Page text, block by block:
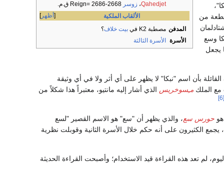
Qahedjet، زوسر
أظهر الألقاب الملكية
المدفن مصطبة K2 في بيت خلاف؟
الأسرة
الأسرة الثالثة
من
وسع
يجعل
بأن اسم "نبكا" لا يظهر على أي أثر ولا في أي وثيقة
الملك مـِسوخريس الذي أشار إليه مانتيو، معتبراً هذا شكلاً من
[6]
حورس سع، والذي يظهر أن "سع" هو الاسم القصير "لسع
يجمع الكثيرون على أنه حكم خلال الأسرة الثانية وقوبلت نظرية
لم تعد هذه القراءة قيد الاستخدام؛ وأصبحت القراءة الحديثة